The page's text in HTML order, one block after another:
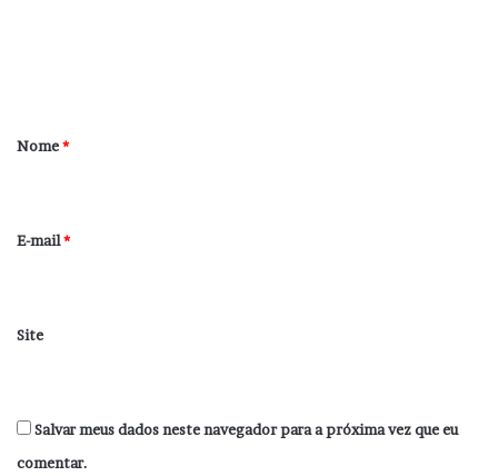
r
*
Nome*
E-mail*
Site
Salvar meus dados neste navegador para a próxima vez que eu
comentar.